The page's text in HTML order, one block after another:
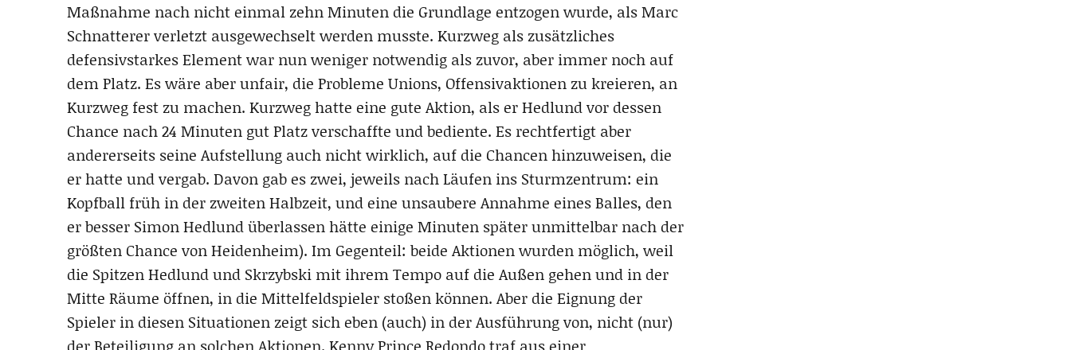
Maßnahme nach nicht einmal zehn Minuten die Grundlage entzogen wurde, als Marc
Schnatterer verletzt ausgewechselt werden musste. Kurzweg als zusätzliches
defensivstarkes Element war nun weniger notwendig als zuvor, aber immer noch auf
dem Platz. Es wäre aber unfair, die Probleme Unions, Offensivaktionen zu kreieren, an
Kurzweg fest zu machen. Kurzweg hatte eine gute Aktion, als er Hedlund vor dessen
Chance nach 24 Minuten gut Platz verschaffte und bediente. Es rechtfertigt aber
andererseits seine Aufstellung auch nicht wirklich, auf die Chancen hinzuweisen, die
er hatte und vergab. Davon gab es zwei, jeweils nach Läufen ins Sturmzentrum: ein
Kopfball früh in der zweiten Halbzeit, und eine unsaubere Annahme eines Balles, den
er besser Simon Hedlund überlassen hätte einige Minuten später unmittelbar nach der
größten Chance von Heidenheim). Im Gegenteil: beide Aktionen wurden möglich, weil
die Spitzen Hedlund und Skrzybski mit ihrem Tempo auf die Außen gehen und in der
Mitte Räume öffnen, in die Mittelfeldspieler stoßen können. Aber die Eignung der
Spieler in diesen Situationen zeigt sich eben (auch) in der Ausführung von, nicht (nur)
der Beteiligung an solchen Aktionen. Kenny Prince Redondo traf aus einer